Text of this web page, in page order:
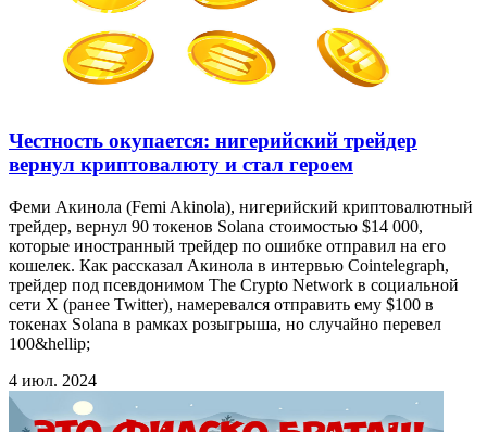
Честность окупается: нигерийский трейдер
вернул криптовалюту и стал героем
Феми Акинола (Femi Akinola), нигерийский криптовалютный
трейдер, вернул 90 токенов Solana стоимостью $14 000,
которые иностранный трейдер по ошибке отправил на его
кошелек. Как рассказал Акинола в интервью Cointelegraph,
трейдер под псевдонимом The Crypto Network в социальной
сети X (ранее Twitter), намеревался отправить ему $100 в
токенах Solana в рамках розыгрыша, но случайно перевел
100&hellip;
4 июл. 2024